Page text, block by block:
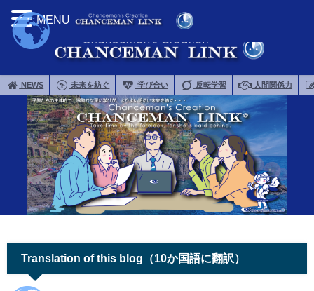
NEWS 未来を紡ぐ 学び合い 反転学習 人間関係力
Translation of this blog（10か国語に翻訳）
MENU